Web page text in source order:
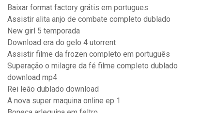
Baixar format factory grátis em portugues
Assistir alita anjo de combate completo dublado
New girl 5 temporada
Download era do gelo 4 utorrent
Assistir filme da frozen completo em português
Superação o milagre da fé filme completo dublado
download mp4
Rei leão dublado download
A nova super maquina online ep 1